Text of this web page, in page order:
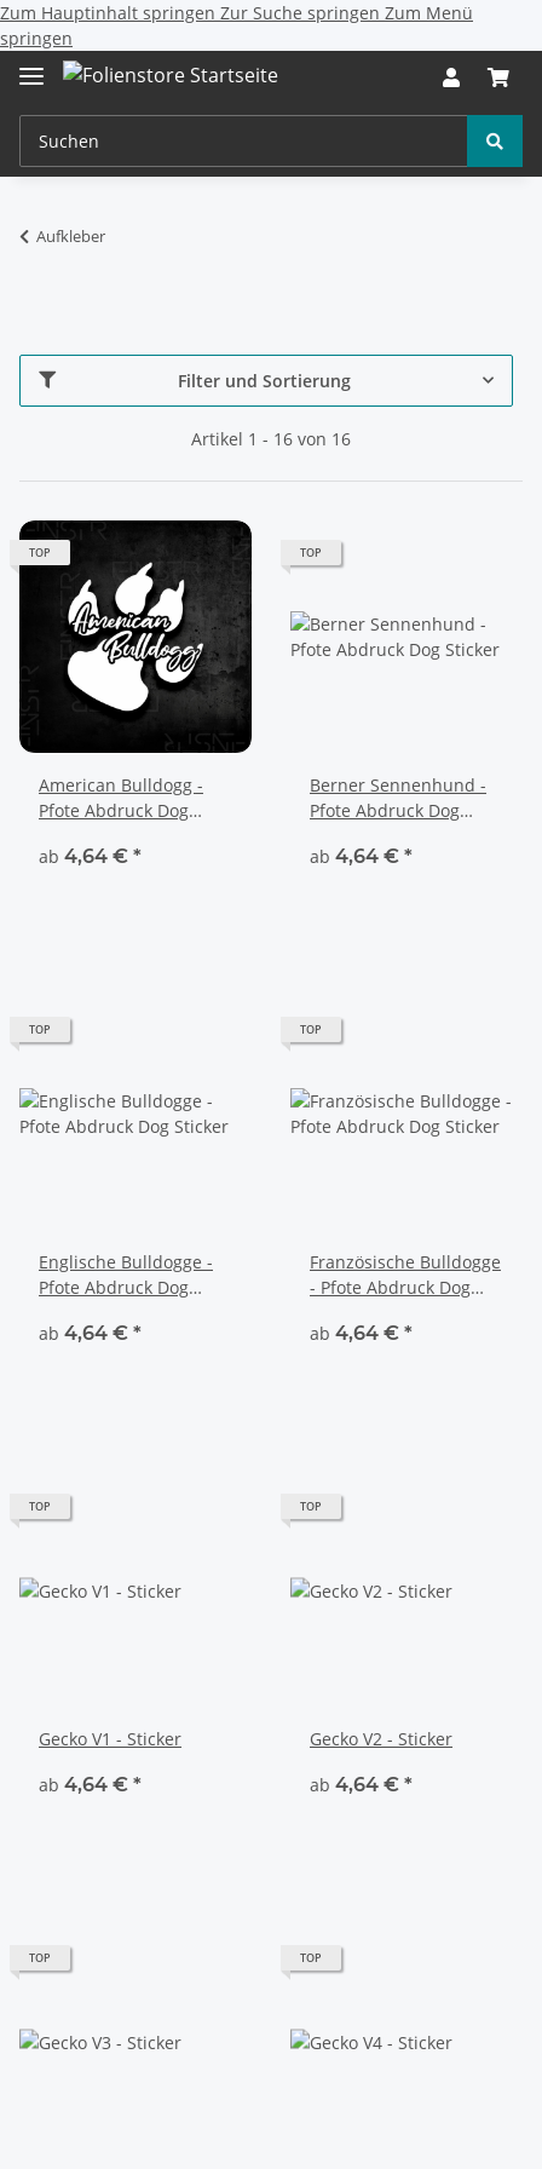
Zum Hauptinhalt springen Zur Suche springen Zum Menü
springen
Aufkleber
Filter und Sortierung
Artikel 1 - 16 von 16
TOP
American Bulldogg -
Pfote Abdruck Dog
ab 4,64 € *
TOP
Berner Sennenhund -
Pfote Abdruck Dog
ab 4,64 € *
TOP
Englische Bulldogge -
Pfote Abdruck Dog
ab 4,64 € *
TOP
Französische Bulldogge
- Pfote Abdruck Dog
ab 4,64 € *
TOP
Gecko V1 - Sticker
ab 4,64 € *
TOP
Gecko V2 - Sticker
ab 4,64 € *
TOP TOP